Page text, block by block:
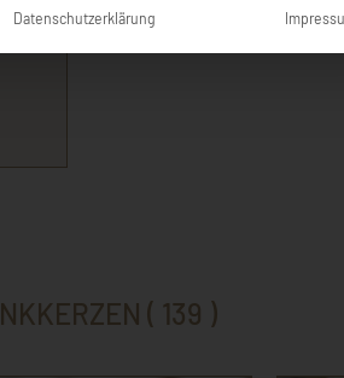
( 139 )
Datenschutzerklärung